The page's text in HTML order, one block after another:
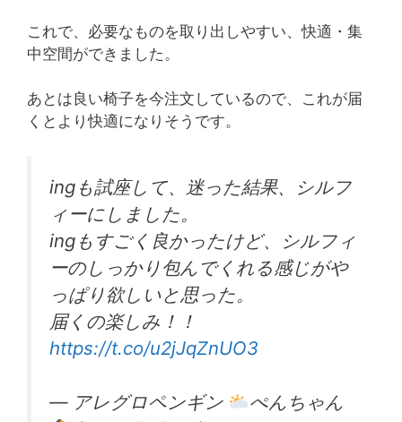
これで、必要なものを取り出しやすい、快適・集
中空間ができました。
あとは良い椅子を今注文しているので、これが届
くとより快適になりそうです。
ingも試座して、迷った結果、シルフ
ィーにしました。
ingもすごく良かったけど、シルフィ
ーのしっかり包んでくれる感じがや
っぱり欲しいと思った。
届くの楽しみ！！
https://t.co/u2jJqZnUO3
— アレグロペンギン
ぺんちゃん